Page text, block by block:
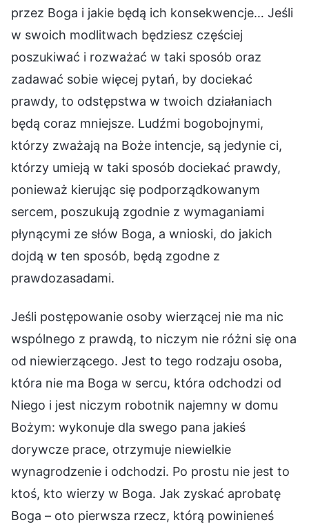
przez Boga i jakie będą ich konsekwencje… Jeśli
w swoich modlitwach będziesz częściej
poszukiwać i rozważać w taki sposób oraz
zadawać sobie więcej pytań, by dociekać
prawdy, to odstępstwa w twoich działaniach
będą coraz mniejsze. Ludźmi bogobojnymi,
którzy zważają na Boże intencje, są jedynie ci,
którzy umieją w taki sposób dociekać prawdy,
ponieważ kierując się podporządkowanym
sercem, poszukują zgodnie z wymaganiami
płynącymi ze słów Boga, a wnioski, do jakich
dojdą w ten sposób, będą zgodne z
prawdozasadami.
Jeśli postępowanie osoby wierzącej nie ma nic
wspólnego z prawdą, to niczym nie różni się ona
od niewierzącego. Jest to tego rodzaju osoba,
która nie ma Boga w sercu, która odchodzi od
Niego i jest niczym robotnik najemny w domu
Bożym: wykonuje dla swego pana jakieś
dorywcze prace, otrzymuje niewielkie
wynagrodzenie i odchodzi. Po prostu nie jest to
ktoś, kto wierzy w Boga. Jak zyskać aprobatę
Boga – oto pierwsza rzecz, którą powinieneś